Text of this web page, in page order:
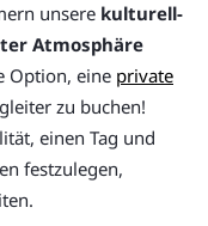
unsere kulturell-
Atmosphäre
Option, eine private
zu buchen!
einen Tag und
festzulegen,